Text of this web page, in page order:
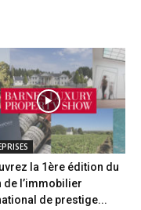
la 1ère édition du
de l’immobilier
de prestige...